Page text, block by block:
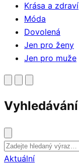
Krása a zdraví
Móda
Dovolená
Jen pro ženy
Jen pro muže
Vyhledávání
Vyhledat
Aktuální